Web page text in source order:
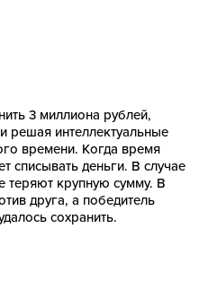
3 миллиона рублей,
решая интеллектуальные
времени. Когда время
списывать деньги. В случае
теряют крупную сумму. В
друга, а победитель
сохранить.